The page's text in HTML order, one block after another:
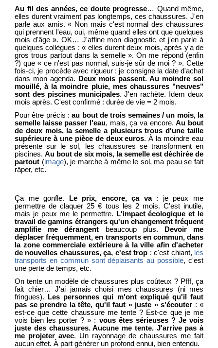
Au fil des années, ce doute progresse… Quand même,
elles durent vraiment pas longtemps, ces chaussures. J'en
parle aux amis. « Non mais c'est normal des chaussures
qui prennent l'eau, oui, même quand elles ont que quelques
mois d'âge ». OK… J'affine mon diagnostic et j'en parle à
quelques collègues : « elles durent deux mois, après y'a de
gros trous partout dans la semelle ». On me répond (enfin
?) que « ce n'est pas normal, suis-je sûr de moi ? ». Cette
fois-ci, je procède avec rigueur : je consigne la date d'achat
dans mon agenda.
Deux mois passent. Au moindre sol
mouillé, à la moindre pluie, mes chaussures "neuves"
sont des piscines municipales. J'en rachète. Idem deux
mois après. C'est confirmé : durée de vie = 2 mois.
Pour être précis :au bout de trois semaines / un mois, la
semelle laisse passer l'eau, mais, ça va encore.Au bout
de deux mois, la semelle a plusieurs trous d'une taille
supérieure à une pièce de deux euros. À la moindre eau
présente sur le sol, les chaussures se transforment en
piscines. Au bout de six mois, la semelle est déchirée de
partout (image), je marche à même le sol, ma peau se fait
râper, etc.
Ça me gonfle. Le prix, encore, ça va: je peux me
permettre de claquer 25 € tous les 2 mois. C'est inutile,
mais je peux me le permettre.
L'impact écologique et le
travail de gamins étrangers qu'un changement fréquent
amplifie me dérangent beaucoup plus.
Devoir me
déplacer fréquemment, en transports en commun, dans
la zone commerciale extérieure à la ville afin d'acheter
de nouvelles chaussures, ça, c'est trop : c'est chiant, les
transports en commun sont déplaisants au possible, c'est
une perte de temps, etc.
On tente un modèle de chaussures plus coûteux ? Pfff, ça
fait chier… J'ai jamais choisi mes chaussures (ni mes
fringues).
Les personnes qui m'ont expliqué qu'il faut
pas se prendre la tête, qu'il faut « juste » s'écouter : «
est-ce que cette chaussure me tente ? Est-ce que je me
vois bien les porter ? » : vous êtes sérieuses ? Je vois
juste des chaussures. Aucune me tente. J'arrive pas à
me projeter avec. Un rayonnage de chaussures me fait
aucun effet. À part générer un profond ennui, bien entendu.